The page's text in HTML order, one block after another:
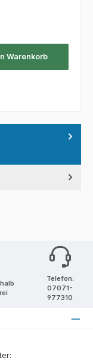
Warenkorb
Telefon:
07071-
977310